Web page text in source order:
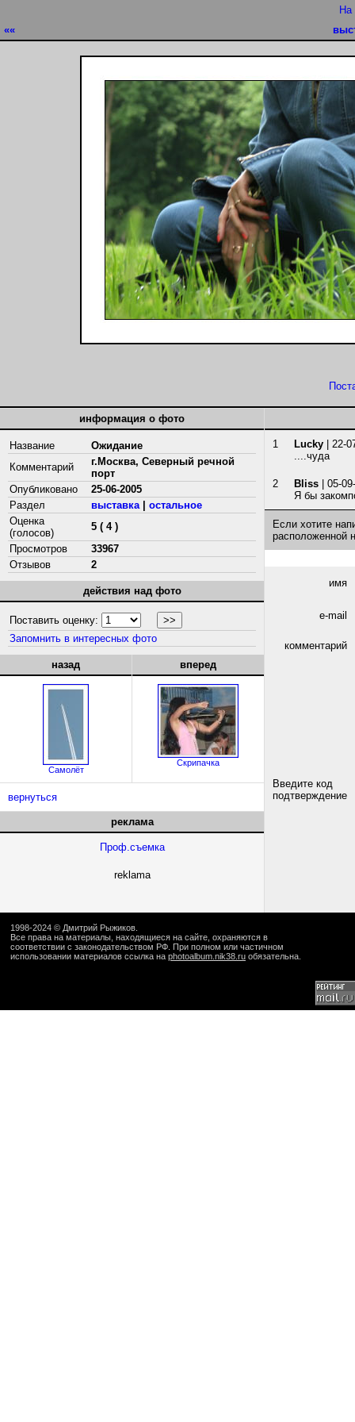
На
««
информация о фото
Название
Ожидание
Комментарий
г.Москва, Северный речной
порт
Опубликовано
25-06-2005
Раздел
выставка| остальное
Оценка
(голосов)
5 ( 4 )
Просмотров
33967
Отзывов
2
действия над фото
Поставить оценку:
Запомнить в интересных фото
назад
Самолёт
вперед
Скрипачка
вернуться
реклама
Проф.съемка
reklama
1 Lucky | 22-
....чуда
2 Bliss | 05-
Я бы
Если хотите
расположенной
имя
e-mail
комментарий
Введите код
подтверждение
1998-2024 © Дмитрий Рыжиков
Все права на материалы, находящиеся на сайте, охраняются в
соответствии с законодательством РФ. При полном или частичном
использовании материалов ссылка на photoalbum.nik38.ru обязательна.